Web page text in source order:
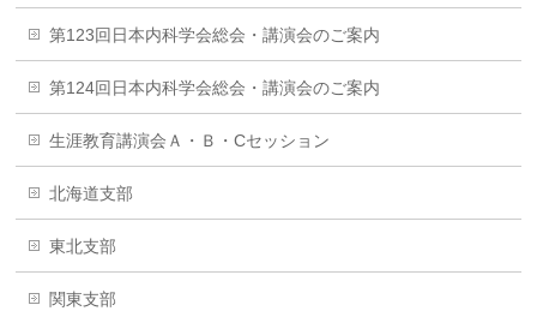
第123回日本内科学会総会・講演会のご案内
第124回日本内科学会総会・講演会のご案内
生涯教育講演会Ａ・Ｂ・Cセッション
北海道支部
東北支部
関東支部